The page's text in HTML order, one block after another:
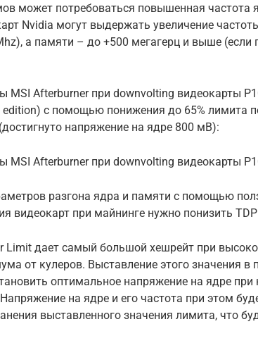
может потребоваться повышенная частота
Nvidia могут выдержать увеличение
а памяти – до +500 мегагерц и выше (если
Afterburner при downvolting видеокарты
edition) с помощью понижения до 65% лимита
напряжение на ядре 800 мВ):
MSI Afterburner при downvolting видеокарты
разгона ядра и памяти с помощью
видеокарт при майнинге нужно понизить
Limit дает самый большой хешрейт при
от кулеров. Выставление этого значения в
оптимальное напряжение на ядре при
на ядре и его частота при этом
выставленного значения лимита, что